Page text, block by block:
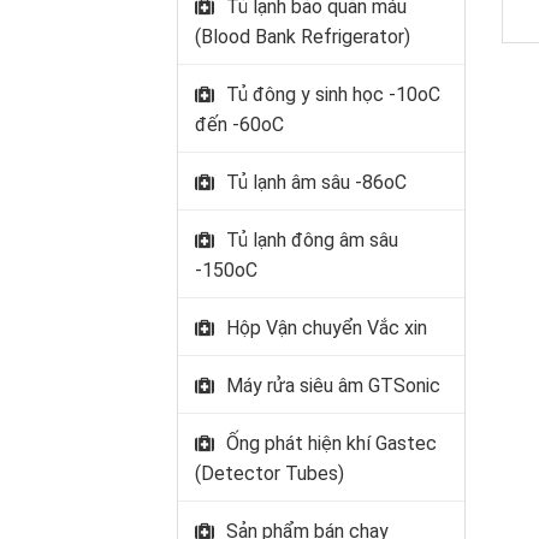
Tủ lạnh bảo quản máu
(Blood Bank Refrigerator)
Tủ đông y sinh học -10oC
đến -60oC
Tủ lạnh âm sâu -86oC
Tủ lạnh đông âm sâu
-150oC
Hộp Vận chuyển Vắc xin
Máy rửa siêu âm GTSonic
Ống phát hiện khí Gastec
(Detector Tubes)
Sản phẩm bán chạy